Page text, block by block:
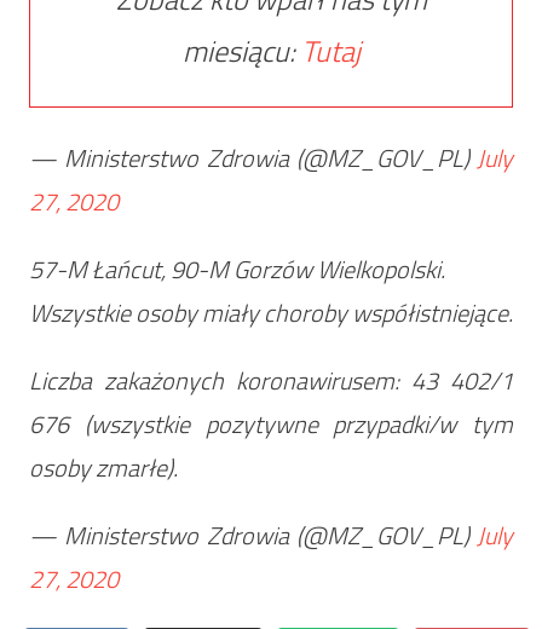
miesiącu: Tutaj
— Ministerstwo Zdrowia (@MZ_GOV_PL)July
27, 2020
57-M Łańcut, 90-M Gorzów Wielkopolski.
Wszystkie osoby miały choroby współistniejące.
Liczba zakażonych koronawirusem: 43 402/1
676 (wszystkie pozytywne przypadki/w tym
osoby zmarłe).
— Ministerstwo Zdrowia (@MZ_GOV_PL)July
27, 2020